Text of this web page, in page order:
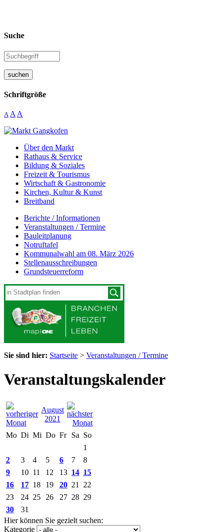
Suche
suchen
Schriftgröße
A A A
Über den Markt
Rathaus & Service
Bildung & Soziales
Freizeit & Tourismus
Wirtschaft & Gastronomie
Kirchen, Kultur & Kunst
Breitband
Berichte / Informationen
Veranstaltungen / Termine
Bauleitplanung
Notruftafel
Kommunalwahl am 08. März 2026
Stellenausschreibungen
Grundsteuerreform
Sie sind hier: Startseite > Veranstaltungen / Termine
Veranstaltungskalender
August
2021
Mo Di Mi Do Fr Sa So
1
2
3 4 5 6 7
8
9
10 11 12 13 14 15
16
17 18 19 20 21
22
23
24 25 26 27 28 29
30
31
Hier können Sie gezielt suchen:
Kategorie